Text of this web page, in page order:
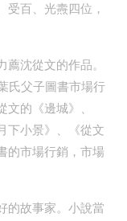
百、光燾四位，
沈從文的作品。
氏父子圖書市場行
的《邊城》、
下小景》、《從文
的市場行銷，市場
的故事家。小說當